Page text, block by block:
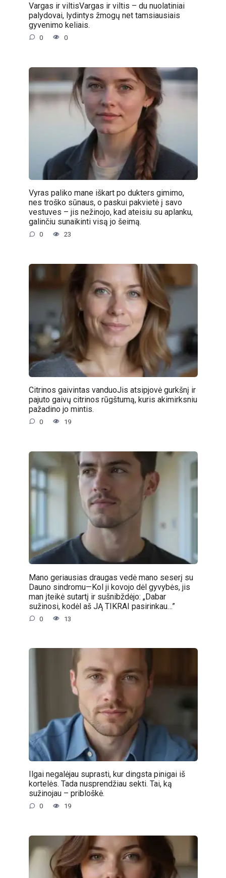
Vargas ir viltisVargas ir viltis – du nuolatiniai
palydovai, lydintys žmogų net tamsiausiais
gyvenimo keliais.
0 0
Vyras paliko mane iškart po dukters gimimo,
nes troško sūnaus, o paskui pakvietė į savo
vestuves – jis nežinojo, kad ateisiu su aplanku,
galinčiu sunaikinti visą jo šeimą.
0 23
Citrinos gaivintas vanduoJis atsipjovė gurkšnį ir
pajuto gaivų citrinos rūgštumą, kuris akimirksniu
pažadino jo mintis.
0 19
Mano geriausias draugas vedė mano seserį su
Dauno sindromu—Kol ji kovojo dėl gyvybės, jis
man įteikė sutartį ir sušnibždėjo: „Dabar
sužinosi, kodėl aš JĄ TIKRAI pasirinkau…”
0 13
Ilgai negalėjau suprasti, kur dingsta pinigai iš
kortelės. Tada nusprendžiau sekti. Tai, ką
sužinojau – pribloškė.
0 19